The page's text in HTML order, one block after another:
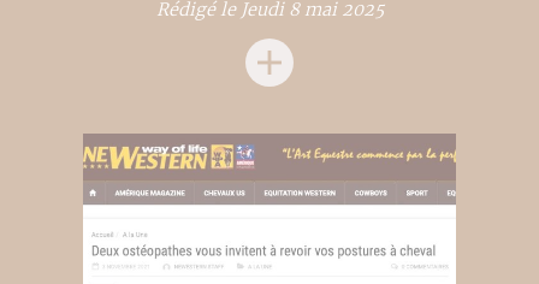
Rédigé le Jeudi 8 mai 2025